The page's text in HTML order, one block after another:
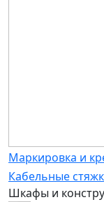
Маркировка и
Кабельные
Шкафы и